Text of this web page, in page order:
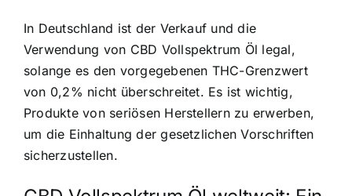
In Deutschland ist der Verkauf und die
Verwendung von CBD Vollspektrum Öl legal,
solange es den vorgegebenen THC-Grenzwert
von 0,2% nicht überschreitet. Es ist wichtig,
Produkte von seriösen Herstellern zu erwerben,
um die Einhaltung der gesetzlichen Vorschriften
sicherzustellen.